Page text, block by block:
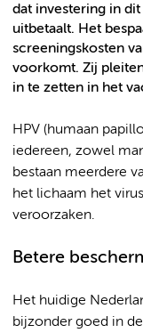
dat investering in
uitbetaalt. Het
screeningskosten
voorkomt. Zij
in te zetten in het
HPV (humaan
iedereen, zowel
bestaan meerdere
het lichaam het
veroorzaken.
Betere
Het huidige
bijzonder goed in